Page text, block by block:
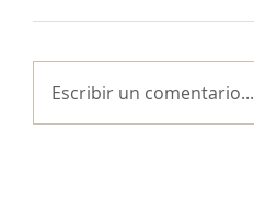
Escribir un comentario...